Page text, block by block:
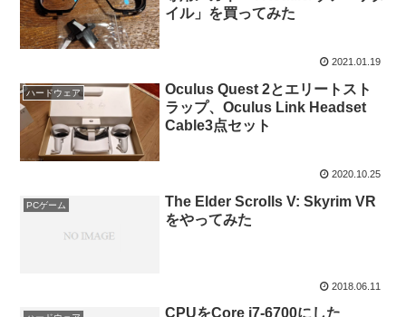
イル」を買ってみた
2021.01.19
ハードウェア
Oculus Quest 2とエリートスト
ラップ、Oculus Link Headset
Cable3点セット
2020.10.25
PCゲーム
The Elder Scrolls V: Skyrim VR
をやってみた
2018.06.11
CPUをCore i7-6700にした